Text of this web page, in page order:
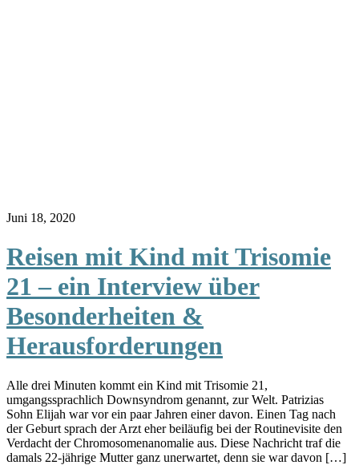
Juni 18, 2020
Reisen mit Kind mit Trisomie
21 – ein Interview über
Besonderheiten &
Herausforderungen
Alle drei Minuten kommt ein Kind mit Trisomie 21,
umgangssprachlich Downsyndrom genannt, zur Welt. Patrizias
Sohn Elijah war vor ein paar Jahren einer davon. Einen Tag nach
der Geburt sprach der Arzt eher beiläufig bei der Routinevisite den
Verdacht der Chromosomenanomalie aus. Diese Nachricht traf die
damals 22-jährige Mutter ganz unerwartet, denn sie war davon […]